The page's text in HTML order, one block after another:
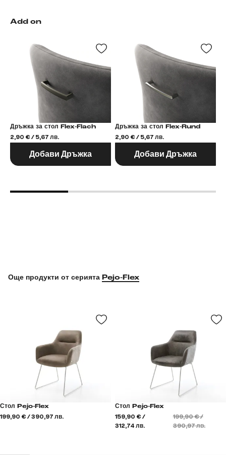
Add on
Дръжка за стол Flex-Flach
2,90 € / 5,67 лв.
Добави Дръжка
Дръжка за стол Flex-Rund
2,90 € / 5,67 лв.
Добави Дръжка
Още продукти от серията Pejo-Flex
Стол Pejo-Flex
199,90 € / 390,97 лв.
Стол Pejo-Flex
159,90 € /
312,74 лв.
199,90 € /
390,97 лв.